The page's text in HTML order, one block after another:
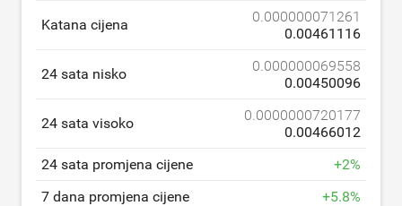
Katana cijena
0.000000071261
0.00461116
24 sata nisko
0.000000069558
0.00450096
24 sata visoko
0.0000000720177
0.00466012
24 sata promjena cijene
+2%
7 dana promjena cijene
+5.8%